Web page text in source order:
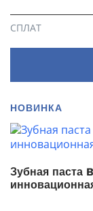
СПЛАТ
НОВИНКА
Зубная паста